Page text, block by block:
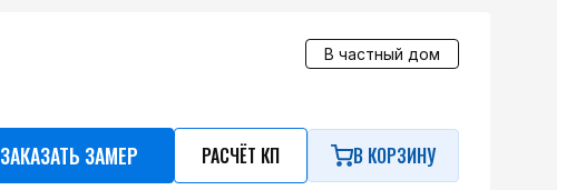
В частный дом
ЗАКАЗАТЬ ЗАМЕР РАСЧЁТ КП В КОРЗИНУ